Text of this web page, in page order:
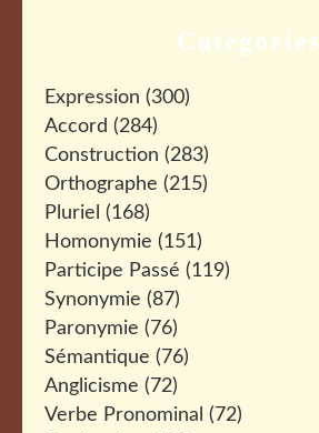
Catégories
Expression (300)
Accord (284)
Construction (283)
Orthographe (215)
Pluriel (168)
Homonymie (151)
Participe Passé (119)
Synonymie (87)
Paronymie (76)
Sémantique (76)
Anglicisme (72)
Verbe Pronominal (72)